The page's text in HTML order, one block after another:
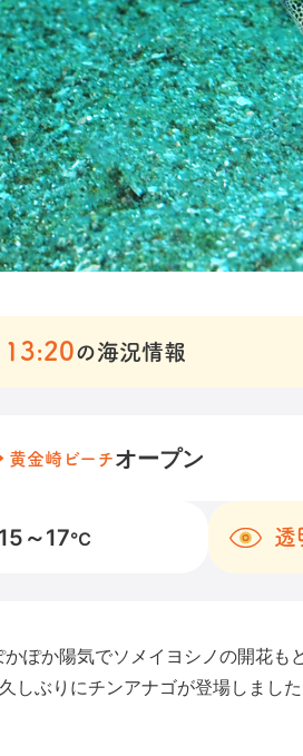
13:20の海況情報
黄金崎ビーチオープン
15～17℃ 透
ぽか陽気でソメイヨシノの開花
しぶりにチンアナゴが登場しまし